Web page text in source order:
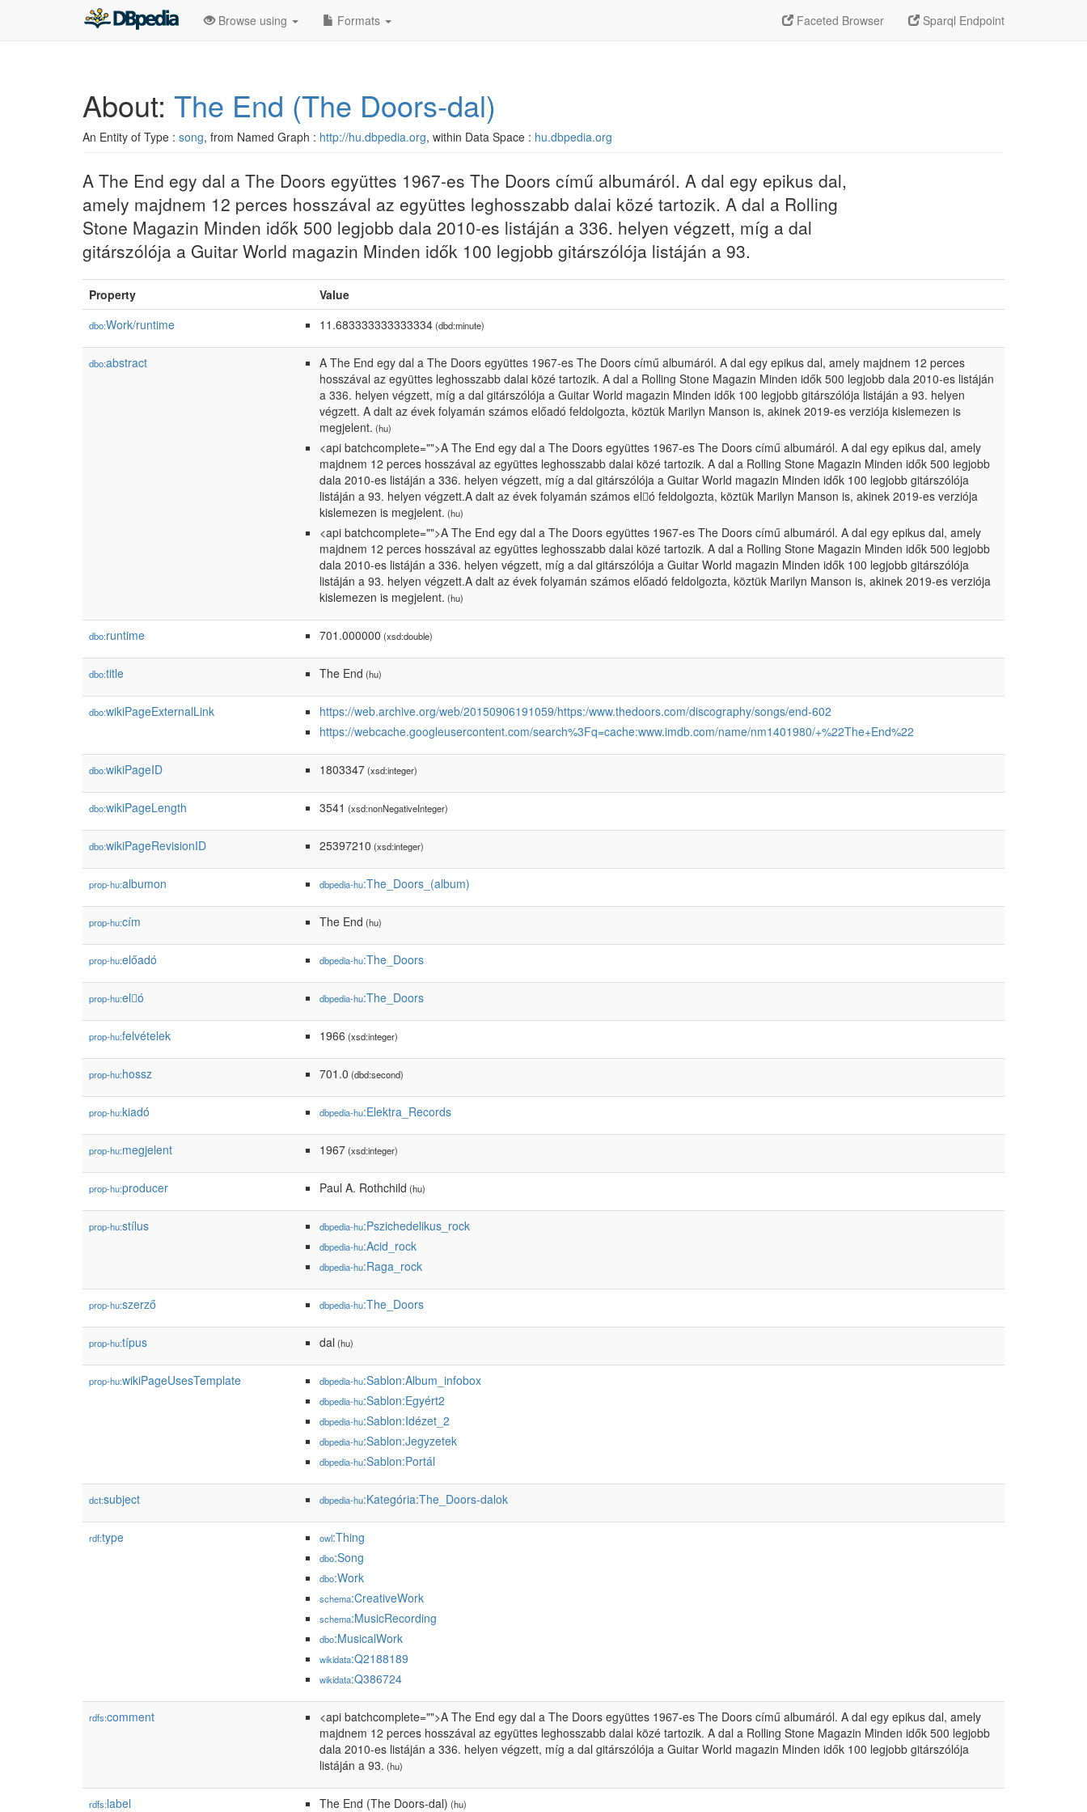
A The End egy dal a The Doors együttes 1967-es The Doors című albumáról. A dal egy epikus dal, amely majdnem 12 perces hosszával az együttes leghosszabb dalai közé tartozik. A dal a Rolling Stone Magazin
Minden idők 500 legjobb dala 2010-es listáján a 336. helyen végzett, míg a dal gitárszólója a Guitar World magazin Minden idők 100 legjobb gitárszólója listáján a 93." />
Faceted Browser Sparql Endpoint
Browse using Formats
About: The End (The Doors-dal)
An Entity of Type : song, from Named Graph : http://hu.dbpedia.org, within Data Space : hu.dbpedia.org
A The End egy dal a The Doors együttes 1967-es The Doors című albumáról. A dal egy epikus dal,
amely majdnem 12 perces hosszával az együttes leghosszabb dalai közé tartozik. A dal a Rolling
Stone Magazin Minden idők 500 legjobb dala 2010-es listáján a 336. helyen végzett, míg a dal
gitárszólója a Guitar World magazin Minden idők 100 legjobb gitárszólója listáján a 93.
Property Value
dbo:Work/runtime 11.683333333333334(dbd:minute)
dbo:abstract
A The End egy dal a The Doors együttes 1967-es The Doors című albumáról. A dal egy epikus dal, amely majdnem 12 perces
hosszával az együttes leghosszabb dalai közé tartozik. A dal a Rolling Stone Magazin Minden idők 500 legjobb dala 2010-es listáján
a 336. helyen végzett, míg a dal gitárszólója a Guitar World magazin Minden idők 100 legjobb gitárszólója listáján a 93. helyen
végzett. A dalt az évek folyamán számos előadó feldolgozta, köztük Marilyn Manson is, akinek 2019-es verziója kislemezen is
megjelent. (hu)
<api batchcomplete="">A The End egy dal a The Doors együttes 1967-es The Doors című albumáról. A dal egy epikus dal, amely
majdnem 12 perces hosszával az együttes leghosszabb dalai közé tartozik. A dal a Rolling Stone Magazin Minden idők 500 legjobb
dala 2010-es listáján a 336. helyen végzett, míg a dal gitárszólója a Guitar World magazin Minden idők 100 legjobb gitárszólója
listáján a 93. helyen végzett.A dalt az évek folyamán számos el𕆭ó feldolgozta, köztük Marilyn Manson is, akinek 2019-es verziója
kislemezen is megjelent. (hu)
<api batchcomplete="">A The End egy dal a The Doors együttes 1967-es The Doors című albumáról. A dal egy epikus dal, amely
majdnem 12 perces hosszával az együttes leghosszabb dalai közé tartozik. A dal a Rolling Stone Magazin Minden idők 500 legjobb
dala 2010-es listáján a 336. helyen végzett, míg a dal gitárszólója a Guitar World magazin Minden idők 100 legjobb gitárszólója
listáján a 93. helyen végzett.A dalt az évek folyamán számos előadó feldolgozta, köztük Marilyn Manson is, akinek 2019-es verziója
kislemezen is megjelent. (hu)
dbo:runtime 701.000000 (xsd:double)
dbo:title The End (hu)
dbo:wikiPageExternalLink
https://web.archive.org/web/20150906191059/https:/www.thedoors.com/discography/songs/end-602
https://webcache.googleusercontent.com/search%3Fq=cache:www.imdb.com/name/nm1401980/+%22The+End%22
dbo:wikiPageID 1803347(xsd:integer)
dbo:wikiPageLength 3541 (xsd:nonNegativeInteger)
dbo:wikiPageRevisionID 25397210 (xsd:integer)
prop-hu:albumon dbpedia-hu:The_Doors_(album)
prop-hu:cím The End (hu)
prop-hu:előadó dbpedia-hu:The_Doors
prop-hu:el𕆭ó dbpedia-hu:The_Doors
prop-hu:felvételek 1966 (xsd:integer)
prop-hu:hossz 701.0 (dbd:second)
prop-hu:kiadó dbpedia-hu:Elektra_Records
prop-hu:megjelent 1967(xsd:integer)
prop-hu:producer Paul A. Rothchild (hu)
prop-hu:stílus dbpedia-hu:Pszichedelikus_rock
dbpedia-hu:Acid_rock
dbpedia-hu:Raga_rock
prop-hu:szerző dbpedia-hu:The_Doors
prop-hu:típus dal (hu)
prop-hu:wikiPageUsesTemplate dbpedia-hu:Sablon:Album_infobox
dbpedia-hu:Sablon:Egyért2
dbpedia-hu:Sablon:Idézet_2
dbpedia-hu:Sablon:Jegyzetek
dbpedia-hu:Sablon:Portál
dct:subject dbpedia-hu:Kategória:The_Doors-dalok
rdf:type owl:Thing
dbo:Song
dbo:Work
schema:CreativeWork
schema:MusicRecording
dbo:MusicalWork
wikidata:Q2188189
wikidata:Q386724
rdfs:comment
<api batchcomplete="">A The End egy dal a The Doors együttes 1967-es The Doors című albumáról. A dal egy epikus dal, amely
majdnem 12 perces hosszával az együttes leghosszabb dalai közé tartozik. A dal a Rolling Stone Magazin Minden idők 500 legjobb
dala 2010-es listáján a 336. helyen végzett, míg a dal gitárszólója a Guitar World magazin Minden idők 100 legjobb gitárszólója
listáján a 93. (hu)
rdfs:label The End (The Doors-dal) (hu)